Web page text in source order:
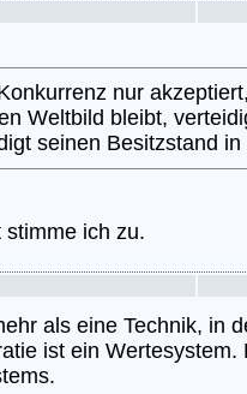
nur
Weltbild bleibt,
seinen Besitzstand in
ich zu.
als eine Technik, in
ist ein Wertesystem.